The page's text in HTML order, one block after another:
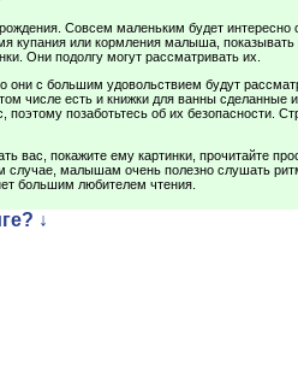
Совсем маленьким будет
купания или кормления малыша,
Они подолгу могут рассматривать их.
они с большим удовольствием будут
числе есть и книжки для ванны сделанные
поэтому позаботьтесь об их безопасности.
вас, покажите ему картинки, прочитайте
случае, малышам очень полезно слушать
большим любителем чтения.
↓